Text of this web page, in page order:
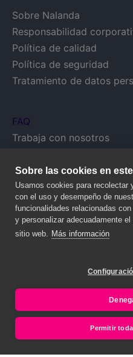
Sobre Nalanda
Responsabilidad
Política de calidad
Política de seguridad
Tratamiento de datos
FAQ
Trabaja con nosotros
Email:
© 2020 NALANDA GLOBAL,
Legal
Sobre las cookies en
Usamos cookies para recolectar
con el uso y desempeño de
funcionalidades relacionadas
y personalizar adecuadamente
sitio web. Más información
Permitir